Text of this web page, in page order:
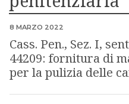
PUBBLICATO IL
8 MARZO 2022
Cass. Pen., Sez. I,
44209: fornitura di
per la pulizia delle